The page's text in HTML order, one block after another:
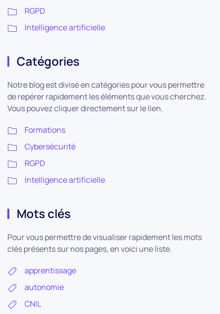
RGPD
Intelligence artificielle
Catégories
Notre blog est divisé en catégories pour vous permettre
de repérer rapidement les éléments que vous cherchez.
Vous pouvez cliquer directement sur le lien.
Formations
Cybersécurité
RGPD
Intelligence artificielle
Mots clés
Pour vous permettre de visualiser rapidement les mots
clés présents sur nos pages, en voici une liste.
apprentissage
autonomie
CNIL